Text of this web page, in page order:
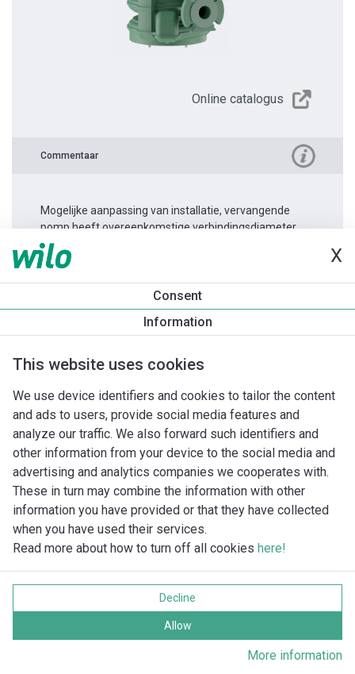
X
Consent
Information
This website uses cookies
We use device identifiers and cookies to tailor the content
and ads to users, provide social media features and
analyze our traffic. We also forward such identifiers and
other information from your device to the social media and
advertising and analytics companies we cooperates with.
These in turn may combine the information with other
information you have provided or that they have collected
when you have used their services.
Read more about how to turn off all cookies here!
Decline
Allow
More information
Online catalogus
Commentaar
Mogelijke aanpassing van installatie, vervangende
pomp heeft overeenkomstige verbindingsdiameter.
Productinformatie
Rexa PRO-S04-224A/20T105X540/O
Imprint
Gegevensbescherming
Alle rechten voorbehouden